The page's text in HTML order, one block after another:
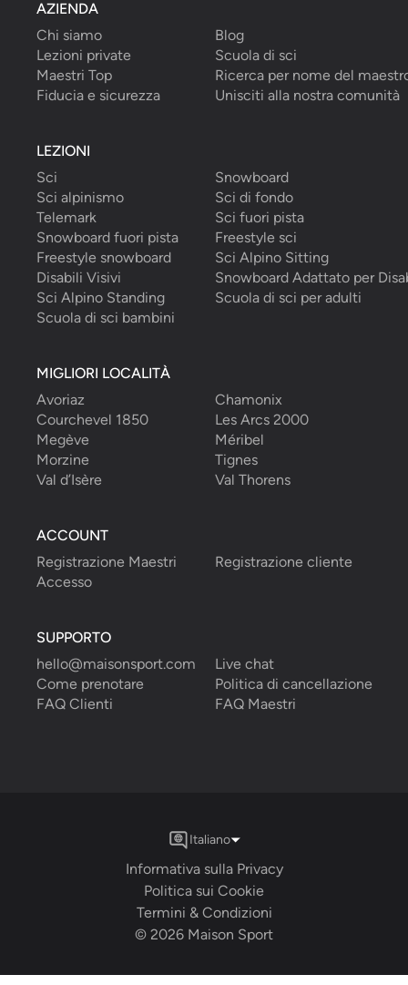
AZIENDA
Chi siamo
Blog
Lezioni private
Scuola di sci
Maestri Top
Ricerca per nome del
Fiducia e sicurezza
Unisciti alla nostra comunità
LEZIONI
Sci
Snowboard
Sci alpinismo
Sci di fondo
Telemark
Sci fuori pista
Snowboard fuori pista
Freestyle sci
Freestyle snowboard
Sci Alpino Sitting
Disabili Visivi
Snowboard Adattato per
Sci Alpino Standing
Scuola di sci per adulti
Scuola di sci bambini
MIGLIORI LOCALITÀ
Avoriaz
Chamonix
Courchevel 1850
Les Arcs 2000
Megève
Méribel
Morzine
Tignes
Val d’Isère
Val Thorens
ACCOUNT
Registrazione Maestri
Registrazione cliente
Accesso
SUPPORTO
hello@maisonsport.com
Live chat
Come prenotare
Politica di cancellazione
FAQ Clienti
FAQ Maestri
© 2026 Maison Sport
Termini & Condizioni
Politica sui Cookie
Informativa sulla Privacy
Italiano